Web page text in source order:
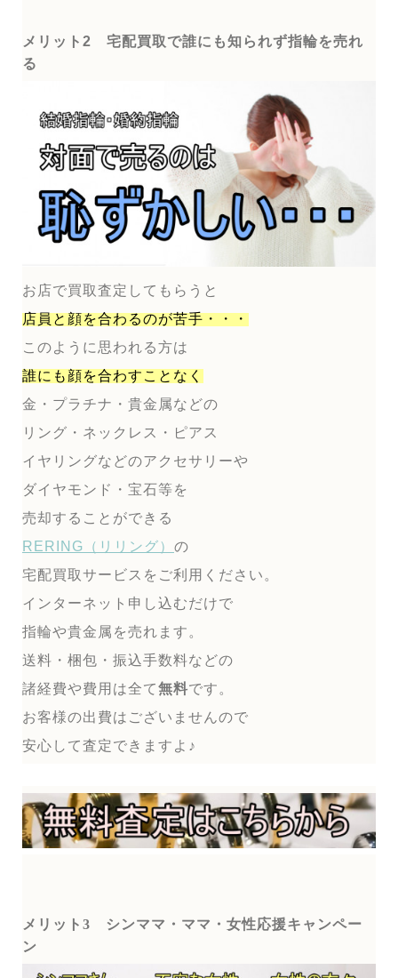
メリット2 宅配買取で誰にも知られず指輪を売れ
る
お店で買取査定してもらうと
店員と顔を合わるのが苦手・・・
このように思われる方は
誰にも顔を合わすことなく
金・プラチナ・貴金属などの
リング・ネックレス・ピアス
イヤリングなどのアクセサリーや
ダイヤモンド・宝石等を
売却することができる
RERING（リリング） の
宅配買取サービスをご利用ください。
インターネット申し込むだけで
指輪や貴金属を売れます。
送料・梱包・振込手数料などの
諸経費や費用は全て無料です。
お客様の出費はございませんので
安心して査定できますよ♪
メリット3
シンママ・ママ・女性応援キャンペー
ン